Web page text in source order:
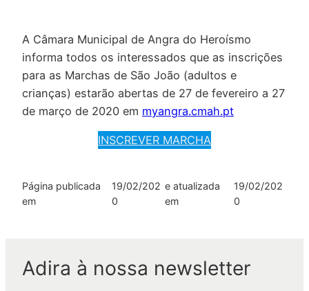
A Câmara Municipal de Angra do Heroísmo
informa todos os interessados que as inscrições
para as Marchas de São João (adultos e
crianças) estarão abertas de 27 de fevereiro a 27
de março de 2020 em myangra.cmah.pt
INSCREVER MARCHA
Página publicada
em
19/02/202
0
e atualizada
em
19/02/202
0
Adira à nossa newsletter